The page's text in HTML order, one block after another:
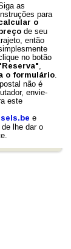
as
para
o
de seu
então
no botão
o formulário
não é
envie-
este
e
lhe dar o